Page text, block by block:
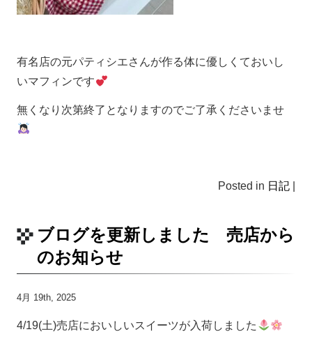
有名店の元パティシエさんが作る体に優しくておいし
いマフィンです
無くなり次第終了となりますのでご了承くださいませ
Posted in 日記|
ブログを更新しました 売店から
のお知らせ
4月 19th, 2025
4/19(土)売店においしいスイーツが入荷しました